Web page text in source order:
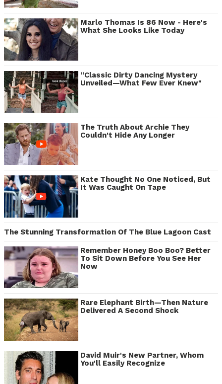
Marlo Thomas Is 86 Now - Here's
What She Looks Like Today
“Classic Dirty Dancing Mystery
Unveiled—What Few Ever Knew"
The Truth About Archie They
Couldn't Hide Any Longer
Kate Thought No One Noticed, But
It Was Caught On Tape
The Stunning Transformation Of The Blue Lagoon Cast
Remember Honey Boo Boo? Better
To Sit Down Before You See Her
Now
Rare Elephant Birth—Then Nature
Delivered A Second Shock
David Muir's New Partner, Whom
You'll Easily Recognize